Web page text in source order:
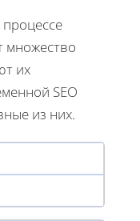
множество
их
SEO
из них.